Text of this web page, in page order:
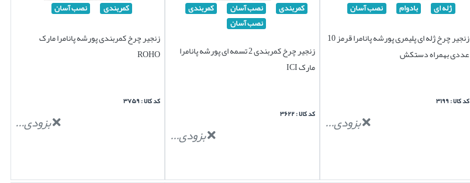
ژله ای بادوام نصب آسان
زنجیر چرخ ژله ای پلیمری پورشه پانامرا قرمز 10
عددی بهمراه دستکش
کد کالا : ۳۱۹۹
بزودی...
کمربندی نصب آسان
کمربندی
نصب آسان
زنجیر چرخ کمربندی 2 تسمه ای پورشه پانامرا
مارک ICI
کد کالا : ۳۶۲۲
بزودی...
کمربندی نصب آسان
زنجیر چرخ کمربندی پورشه پانامرا مارک
ROHO
کد کالا : ۳۷۵۹
بزودی...